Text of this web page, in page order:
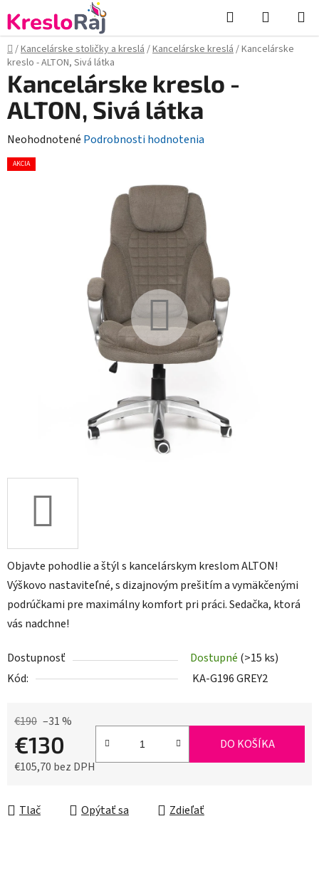
na
obsah
Hľadať
KOŠÍK
Domov
/Kancelárske stoličky a kreslá/Kancelárske kreslá/Kancelárske
kreslo - ALTON, Sivá látka
Objavte pohodlie a štýl s kancelárskym kreslom ALTON!
Výškovo nastaviteľné, s dizajnovým prešitím a vymäkčenými
podrúčkami pre maximálny komfort pri práci. Sedačka, ktorá
vás nadchne!
Dostupnosť Dostupné (>15 ks)
Kód:
KA-G196 GREY2
€190 –31 %
€130
€105,70 bez DPH
DO KOŠÍKA
Tlač Opýtať sa Zdieľať
Kancelárske kreslo -
ALTON, Sivá látka
Priemerné
hodnotenie
Neohodnotené Podrobnosti hodnotenia
AKCIA